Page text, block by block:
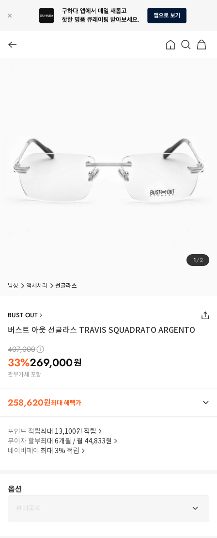
1/2
남성 액세서리 선글라스
BUST OUT
버스트 아웃 선글라스 TRAVIS SQUADRATO ARGENTO
407,000
33%269,000원
관부가세 포함
258,620원최대 혜택가
포인트 적립최대 13,100원 적립
무이자 할부최대 6개월 / 월 44,833원
네이버페이 최대 3% 적립
옵션
판매중지